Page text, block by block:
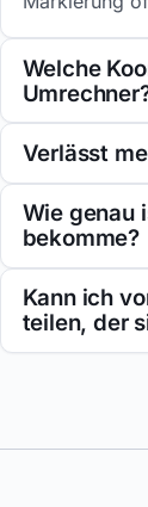
Welche
Verlässt
Wie genau
bekomme?
Kann ich
teilen, der